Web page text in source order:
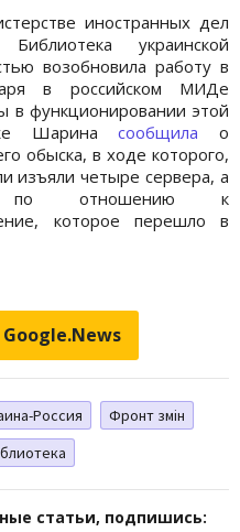
иностранных дел
украинской
возобновила работу в
в российском МИДе
в функционировании этой
Шаринасообщила о
обыска, в ходе которого,
изъяли четыре сервера, а
по отношению к
которое перешло в
Россия
Фронт змін
статьи, подпишись: